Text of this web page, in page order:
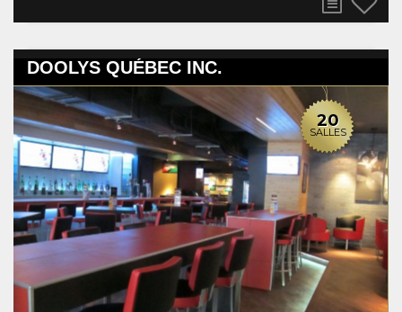
DOOLYS QUÉBEC INC.
20
SALLES